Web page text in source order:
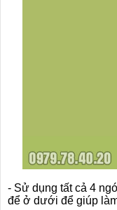
- Sử dụng tất cả 4
để ở dưới để giúp